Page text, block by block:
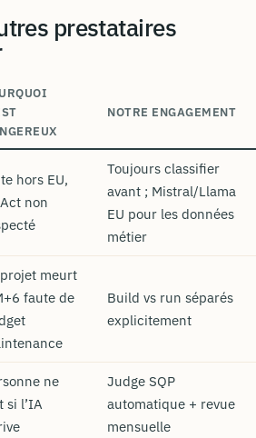
prestataires
NOTRE ENGAGEMENT
hors EU,
non
Toujours classifier
avant ; Mistral/Llama
EU pour les données
métier
meurt
faute de
Build vs run séparés
explicitement
ne
si l’IA
Judge SQP
automatique + revue
mensuelle